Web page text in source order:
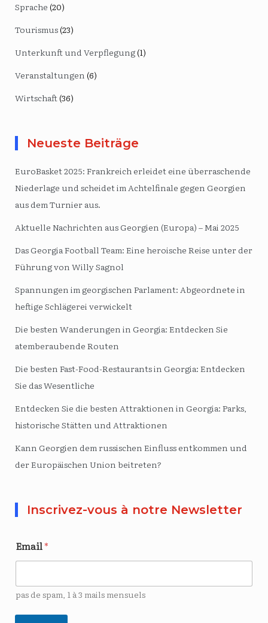
Sprache (20)
Tourismus(23)
Unterkunft und Verpflegung(1)
Veranstaltungen (6)
Wirtschaft(36)
Neueste Beiträge
EuroBasket 2025: Frankreich erleidet eine überraschende
Niederlage und scheidet im Achtelfinale gegen Georgien
aus dem Turnier aus.
Aktuelle Nachrichten aus Georgien (Europa) – Mai 2025
Das Georgia Football Team: Eine heroische Reise unter der
Führung von Willy Sagnol
Spannungen im georgischen Parlament: Abgeordnete in
heftige Schlägerei verwickelt
Die besten Wanderungen in Georgia: Entdecken Sie
atemberaubende Routen
Die besten Fast-Food-Restaurants in Georgia: Entdecken
Sie das Wesentliche
Entdecken Sie die besten Attraktionen in Georgia: Parks,
historische Stätten und Attraktionen
Kann Georgien dem russischen Einfluss entkommen und
der Europäischen Union beitreten?
Inscrivez-vous à notre Newsletter
Email*
pas de spam, 1 à 3 mails mensuels